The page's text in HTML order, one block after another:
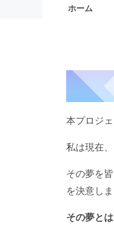
ホーム
本プロジ
私は現在
その夢を
を決意しま
その夢と